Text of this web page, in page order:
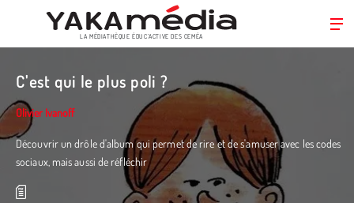
principal
LA MÉDIATHÈQUE ÉDUC’ACTIVE DES CEMÉA
C'est qui le plus poli ?
Olivier Ivanoff
Découvrir un drôle d'album qui permet de rire et de s'amuser avec les codes
sociaux, mais aussi de réfléchir